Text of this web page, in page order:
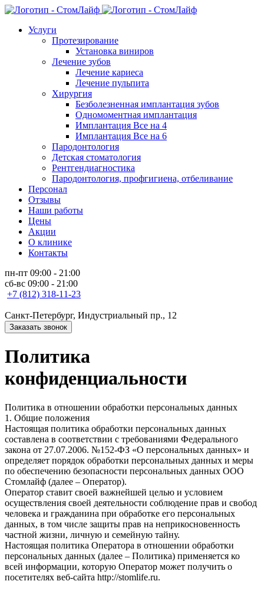
Услуги
Протезирование
Установка виниров
Лечение зубов
Лечение кариеса
Лечение пульпита
Хирургия
Безболезненная имплантация зубов
Одномоментная имплантация
Имплантация Все на 4
Имплантация Все на 6
Пародонтология
Детская стоматология
Рентгендиагностика
Пародонтология, профгигиена, отбеливание
Персонал
Отзывы
Наши работы
Цены
Акции
О клинике
Контакты
пн-пт 09:00 - 21:00
сб-вс 09:00 - 21:00
+7 (812) 318-11-23
Санкт-Петербург, Индустриальный пр., 12
Заказать звонок
Политика
конфиденциальности
Политика в отношении обработки персональных данных
1. Общие положения
Настоящая политика обработки персональных данных
составлена в соответствии с требованиями Федерального
закона от 27.07.2006. №152-ФЗ «О персональных данных» и
определяет порядок обработки персональных данных и меры
по обеспечению безопасности персональных данных ООО
Стомлайф (далее – Оператор).
Оператор ставит своей важнейшей целью и условием
осуществления своей деятельности соблюдение прав и свобод
человека и гражданина при обработке его персональных
данных, в том числе защиты прав на неприкосновенность
частной жизни, личную и семейную тайну.
Настоящая политика Оператора в отношении обработки
персональных данных (далее – Политика) применяется ко
всей информации, которую Оператор может получить о
посетителях веб-сайта http://stomlife.ru.